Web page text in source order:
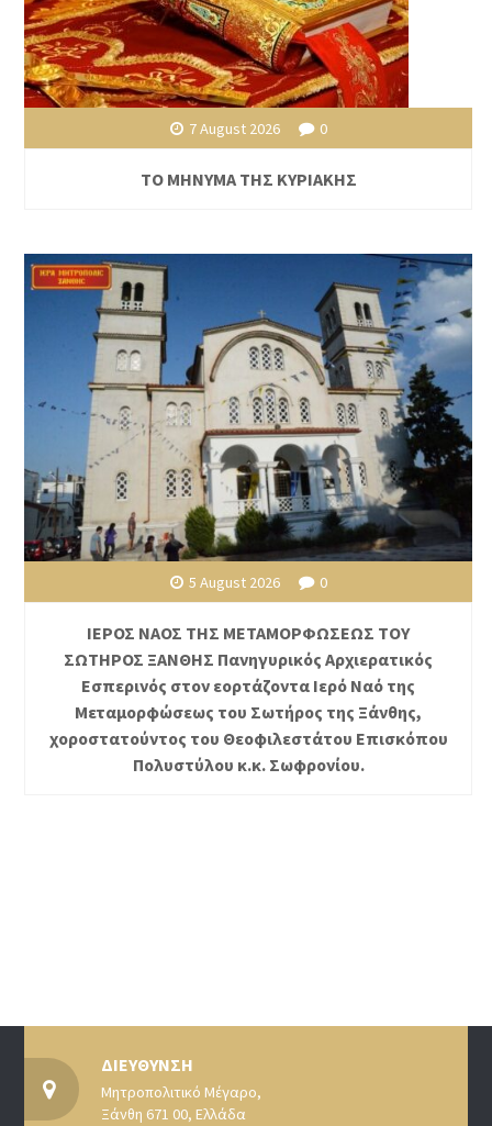
7 August 2026 0
ΤΟ ΜΗΝΥΜΑ ΤΗΣ ΚΥΡΙΑΚΗΣ
5 August 2026 0
ΙΕΡΟΣ ΝΑΟΣ ΤΗΣ ΜΕΤΑΜΟΡΦΩΣΕΩΣ ΤΟΥ
ΣΩΤΗΡΟΣ ΞΑΝΘΗΣ Πανηγυρικός Αρχιερατικός
Εσπερινός στον εορτάζοντα Ιερό Ναό της
Μεταμορφώσεως του Σωτήρος της Ξάνθης,
χοροστατούντος του Θεοφιλεστάτου Επισκόπου
Πολυστύλου κ.κ. Σωφρονίου.
ΔΙΕΥΘΥΝΣΗ
Μητροπολιτικό Μέγαρο,
Ξάνθη 671 00, Ελλάδα